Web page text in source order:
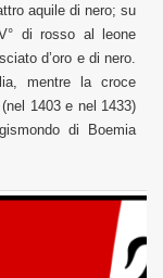
aquile di nero; su
di rosso al leone
d’oro e di nero.
mentre la croce
1403 e nel 1433)
di Boemia